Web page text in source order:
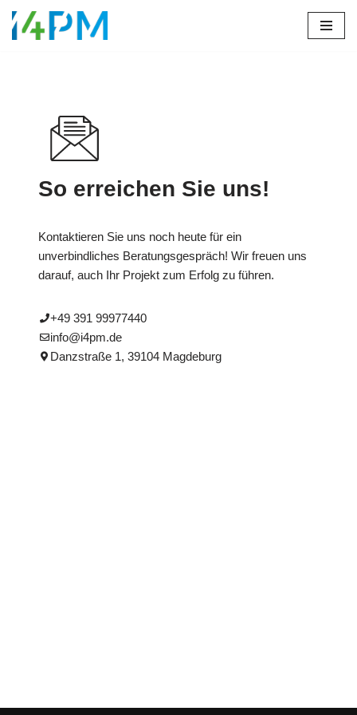
Zum
So erreichen Sie uns!
Kontaktieren Sie uns noch heute für ein
unverbindliches Beratungsgespräch! Wir freuen uns
darauf, auch Ihr Projekt zum Erfolg zu führen.
+49 391 99977440
info@i4pm.de
Danzstraße 1, 39104 Magdeburg